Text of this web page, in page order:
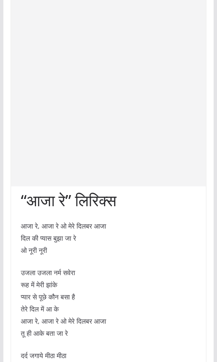
“आजा रे” लिरिक्स
आजा रे, आजा रे ओ मेरे दिलबर आजा
दिल की प्यास बुझा जा रे
ओ नूरी नूरी
उजला उजला नर्म सवेरा
रूह में मेरी झांके
प्यार से पूछे कौन बसा है
तेरे दिल में आ के
आजा रे, आजा रे ओ मेरे दिलबर आजा
तू ही आके बता जा रे
दर्द जगाये मीठा मीठा